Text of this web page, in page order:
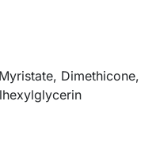
Dimethicone,